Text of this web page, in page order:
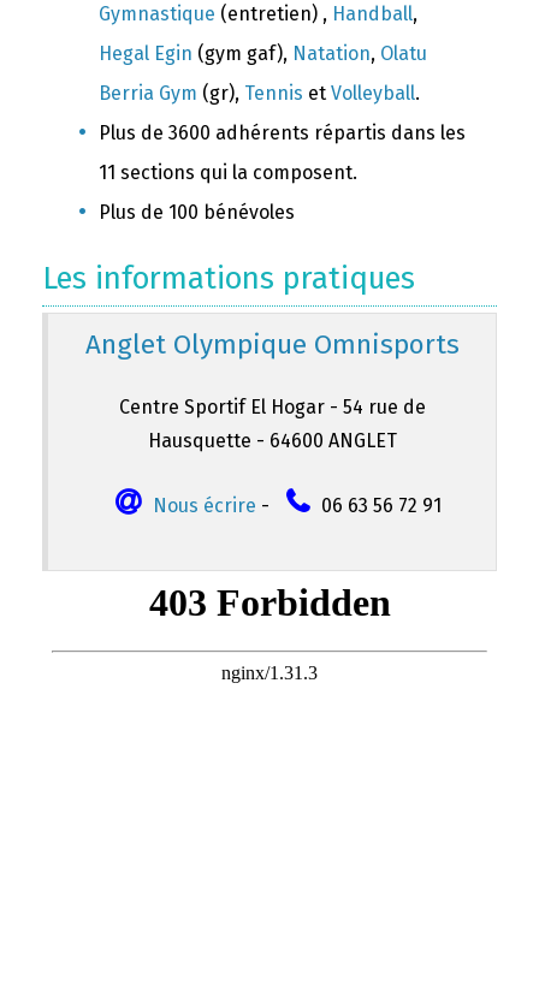
Gymnastique (entretien) , Handball,
Hegal Egin (gym gaf), Natation, Olatu
Berria Gym (gr), Tennis et Volleyball.
Plus de 3600 adhérents répartis dans les
11 sections qui la composent.
Plus de 100 bénévoles
Les informations pratiques
Anglet Olympique Omnisports
Centre Sportif El Hogar - 54 rue de
Hausquette - 64600 ANGLET
Nous écrire - 06 63 56 72 91